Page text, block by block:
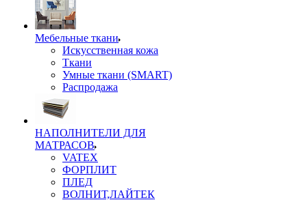
Мебельные ткани
Искусственная кожа
Ткани
Умные ткани (SMART)
Распродажа
НАПОЛНИТЕЛИ ДЛЯ
МАТРАСОВ
VATEX
ФОРПЛИТ
ПЛЕД
ВОЛНИТ,ЛАЙТЕК